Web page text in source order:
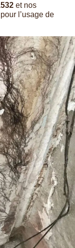
et nos
pour l’usage de